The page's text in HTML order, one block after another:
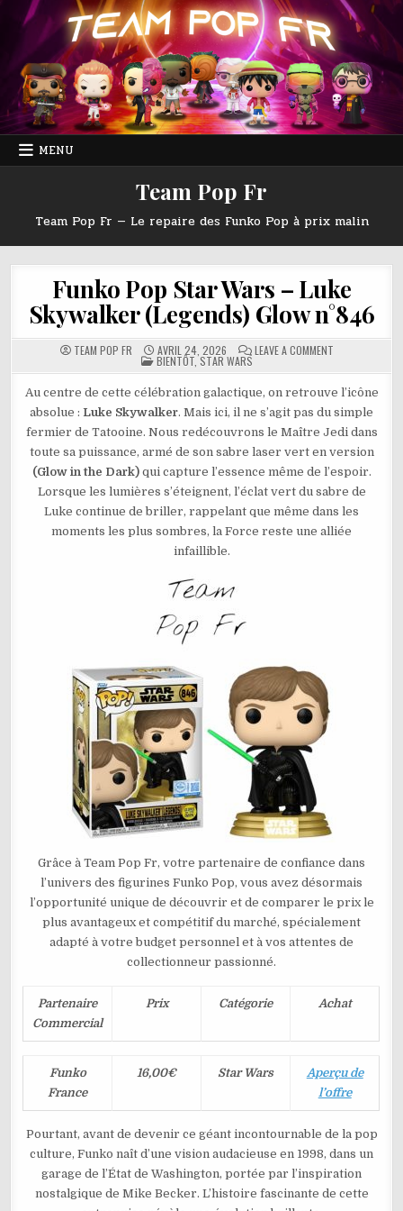
content
MENU
Team Pop Fr
Team Pop Fr — Le repaire des Funko Pop à prix malin
Funko Pop Star Wars – Luke
Skywalker (Legends) Glow n°846
TEAM POP FR AVRIL 24, 2026 LEAVE A COMMENT
POP
WARS
LUKE
SKYWALKER
(LEGENDS)
GLOW
N°846
POSTED
IN
BIENTÔT ,STAR WARS
Au centre de cette célébration galactique, on retrouve l’icône
absolue : Luke Skywalker. Mais ici, il ne s’agit pas du simple
fermier de Tatooine. Nous redécouvrons le Maître Jedi dans
toute sa puissance, armé de son sabre laser vert en version
(Glow in the Dark)qui capture l’essence même de l’espoir.
Lorsque les lumières s’éteignent, l’éclat vert du sabre de
Luke continue de briller, rappelant que même dans les
moments les plus sombres, la Force reste une alliée
infaillible.
Grâce à Team Pop Fr, votre partenaire de confiance dans
l’univers des figurines Funko Pop, vous avez désormais
l’opportunité unique de découvrir et de comparer le prix le
plus avantageux et compétitif du marché, spécialement
adapté à votre budget personnel et à vos attentes de
collectionneur passionné.
Partenaire
Commercial
Prix Catégorie Achat
Funko
France
16,00€ Star Wars
Aperçu de
l’offre
Pourtant, avant de devenir ce géant incontournable de la pop
culture, Funko naît d’une vision audacieuse en 1998, dans un
garage de l’État de Washington, portée par l’inspiration
nostalgique de Mike Becker. L’histoire fascinante de cette